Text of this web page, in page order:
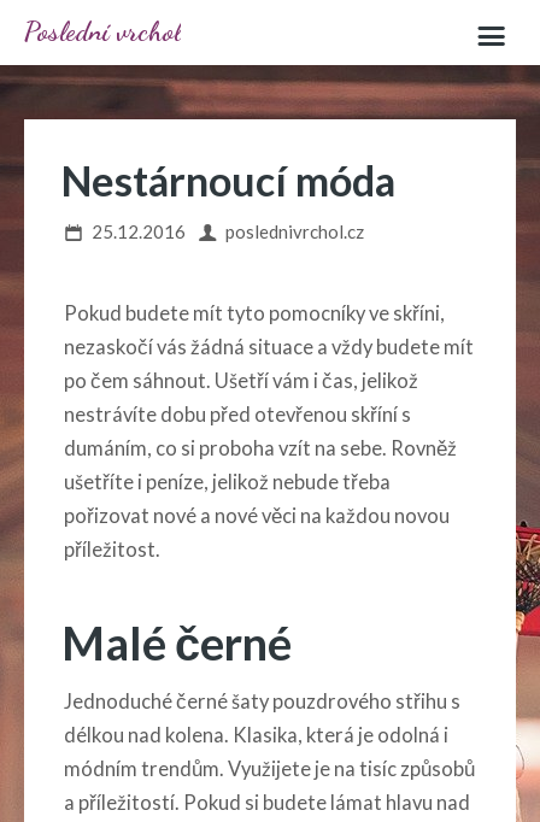
Poslední vrchol
Nestárnoucí móda
25.12.2016 poslednivrchol.cz
Pokud budete mít tyto pomocníky ve skříni,
nezaskočí vás žádná situace a vždy budete mít
po čem sáhnout. Ušetří vám i čas, jelikož
nestrávíte dobu před otevřenou skříní s
dumáním, co si proboha vzít na sebe. Rovněž
ušetříte i peníze, jelikož nebude třeba
pořizovat nové a nové věci na každou novou
příležitost.
Malé černé
Jednoduché černé šaty pouzdrového střihu s
délkou nad kolena. Klasika, která je odolná i
módním trendům. Využijete je na tisíc způsobů
a příležitostí. Pokud si budete lámat hlavu nad